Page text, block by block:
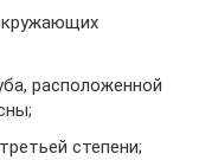
расположенной
степени;